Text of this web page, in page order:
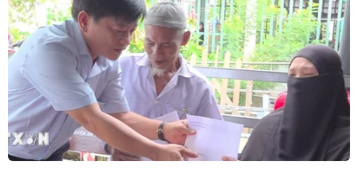
05/08/2026 12:58
Lần đầu tiên Hội nghị Ngoại giao có
một phiên họp riêng về khoa học
công nghệ
05/08/2026 08:08